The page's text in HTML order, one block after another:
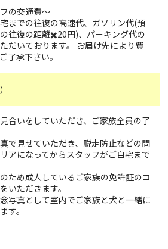
の交通費〜
までの往復の高速代、ガソリン代(預
往復の距離✖️20円)、パーキング代の
だいております。 お届け先により費
了承下さい。
合いをしていただき、ご家族全員の了
で見せていただき、脱走防止などの問
アになってからスタッフがご自宅まで
ため成人しているご家族の免許証のコ
いただきます。
写真として室内でご家族と犬と一緒に
す。